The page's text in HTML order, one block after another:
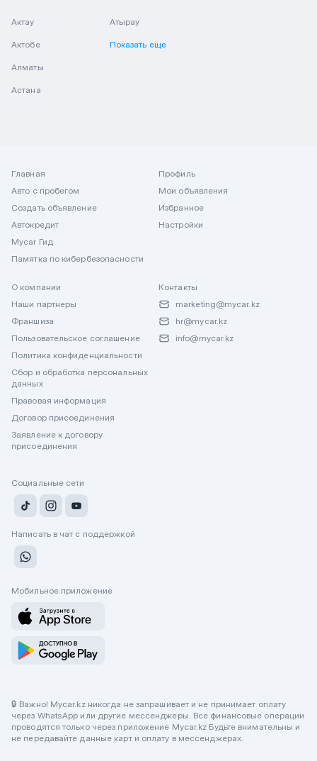
Актау
Актобе
Алматы
Астана
Атырау
Показать еще
Главная
Авто с пробегом
Создать объявление
Автокредит
Mycar Гид
Памятка по кибербезопасности
Профиль
Мои объявления
Избранное
Настройки
О компании
Наши партнеры
Франшиза
Пользовательское соглашение
Политика конфиденциальности
Сбор и обработка персональных
данных
Правовая информация
Договор присоединения
Заявление к договору
присоединения
Контакты
marketing@mycar.kz
hr@mycar.kz
info@mycar.kz
Социальные сети
Написать в чат с поддержкой
Мобильное приложение
🔒 Важно! Mycar.kz никогда не запрашивает и не принимает оплату
через WhatsApp или другие мессенджеры. Все финансовые операции
проводятся только через приложение Mycar.kz Будьте внимательны и
не передавайте данные карт и оплату в мессенджерах.